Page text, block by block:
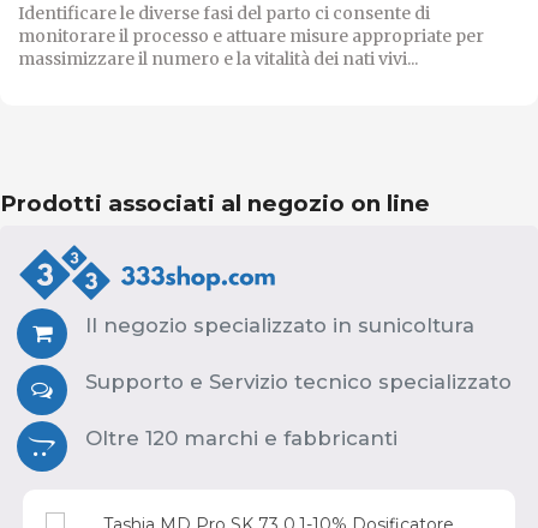
Identificare le diverse fasi del parto ci consente di
monitorare il processo e attuare misure appropriate per
massimizzare il numero e la vitalità dei nati vivi...
Prodotti associati al negozio on line
Il negozio specializzato in sunicoltura
Supporto e Servizio tecnico specializzato
Oltre 120 marchi e fabbricanti